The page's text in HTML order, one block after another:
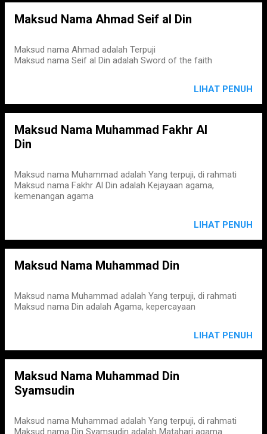
Maksud Nama Ahmad Seif al Din
Maksud nama Ahmad adalah Terpuji
Maksud nama Seif al Din adalah Sword of the faith
LIHAT PENUH
Maksud Nama Muhammad Fakhr Al
Din
Maksud nama Muhammad adalah Yang terpuji, di rahmati
Maksud nama Fakhr Al Din adalah Kejayaan agama,
kemenangan agama
LIHAT PENUH
Maksud Nama Muhammad Din
Maksud nama Muhammad adalah Yang terpuji, di rahmati
Maksud nama Din adalah Agama, kepercayaan
LIHAT PENUH
Maksud Nama Muhammad Din
Syamsudin
Maksud nama Muhammad adalah Yang terpuji, di rahmati
Maksud nama Din Syamsudin adalah Matahari agama